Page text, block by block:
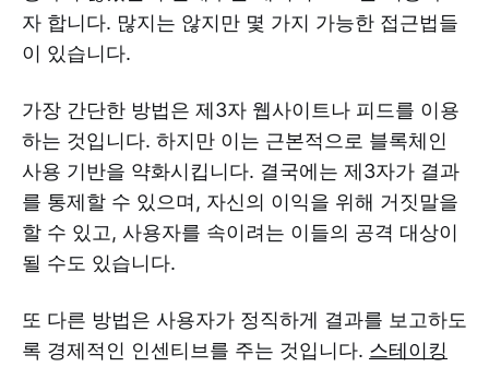
자 합니다. 많지는 않지만 몇 가지 가능한 접근법들
이 있습니다.
가장 간단한 방법은 제3자 웹사이트나 피드를 이용
하는 것입니다. 하지만 이는 근본적으로 블록체인
사용 기반을 약화시킵니다. 결국에는 제3자가 결과
를 통제할 수 있으며, 자신의 이익을 위해 거짓말을
할 수 있고, 사용자를 속이려는 이들의 공격 대상이
될 수도 있습니다.
또 다른 방법은 사용자가 정직하게 결과를 보고하도
록 경제적인 인센티브를 주는 것입니다. 스테이킹